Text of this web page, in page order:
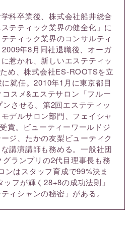
科卒業後、株式会社船井総合
テティック業界の健全化」に
ティック業界のコンサルティ
年8月同社退職後、オーガ
惹かれ、新しいエステティッ
め、株式会社ES-ROOTSを立
就任。2010年1月に東京都目
スメ&エステサロン「フルー
させる。第2回エステティッ
デルサロン部門、フェイシャ
賞。ビューティーワールドジ
ジ、たかの友梨ビューティク
講演講師も務める。一般社団
ランプリの2代目理事長も務
ンはスタッフ育成で99%決ま
フが輝く28+8の成功法則」
ィシャンの秘密」がある。